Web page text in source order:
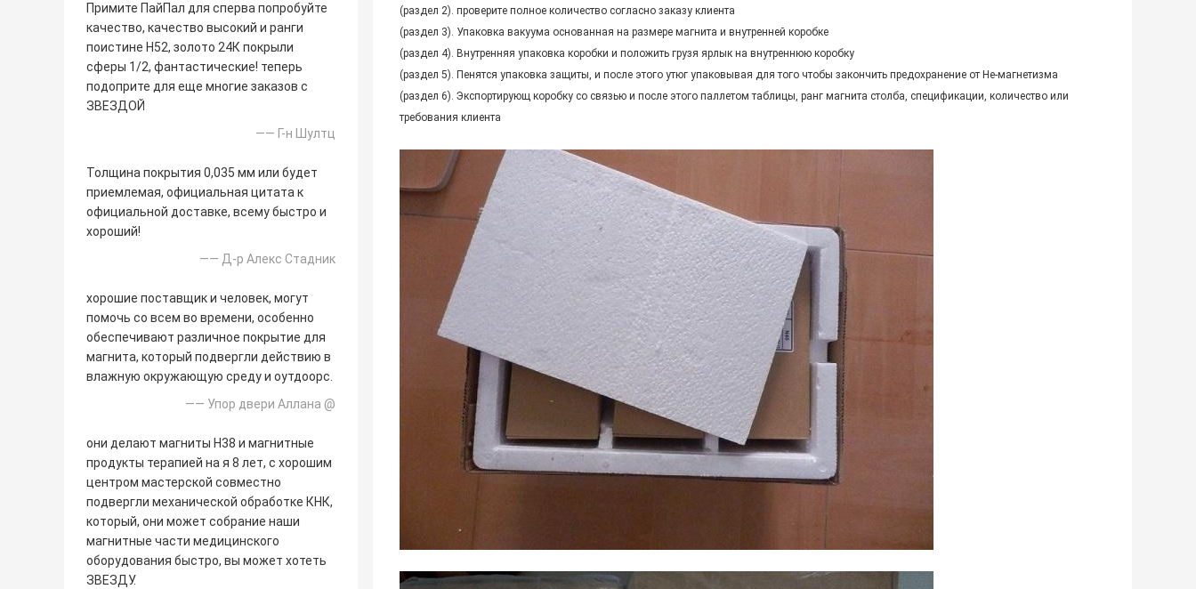
Примите ПайПал для сперва попробуйте
качество, качество высокий и ранги
поистине Н52, золото 24К покрыли
сферы 1/2, фантастические! теперь
подоприте для еще многие заказов с
ЗВЕЗДОЙ
—— Г-н Шултц
Толщина покрытия 0,035 мм или будет
приемлемая, официальная цитата к
официальной доставке, всему быстро и
хороший!
—— Д-р Алекс Стадник
хорошие поставщик и человек, могут
помочь со всем во времени, особенно
обеспечивают различное покрытие для
магнита, который подвергли действию в
влажную окружающую среду и оутдоорс.
—— Упор двери Аллана @
они делают магниты Н38 и магнитные
продукты терапией на я 8 лет, с хорошим
центром мастерской совместно
подвергли механической обработке КНК,
который, они может собрание наши
магнитные части медицинского
оборудования быстро, вы может хотеть
ЗВЕЗДУ.
(раздел 2). проверите полное количество согласно заказу клиента
(раздел 3). Упаковка вакуума основанная на размере магнита и внутренней коробке
(раздел 4). Внутренняя упаковка коробки и положить грузя ярлык на внутреннюю коробку
(раздел 5). Пенятся упаковка защиты, и после этого утюг упаковывая для того чтобы закончить предохранение от Не-магнетизма
(раздел 6). Экспортирующ коробку со связью и после этого паллетом таблицы, ранг магнита столба, спецификации, количество или
требования клиента